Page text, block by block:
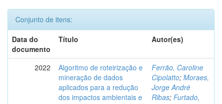
Conjunto de itens:
Data do
documento
Título Autor(es)
2022
Algoritmo de roteirização e
mineração de dados
aplicados para a redução
dos impactos ambientais e
Ferrão, Caroline
Cipolatto; Moraes,
Jorge André
Ribas; Furtado,